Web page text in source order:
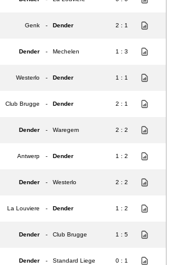
Genk - Dender 2 : 1
Dender - Mechelen 1 : 3
Westerlo - Dender 1 : 1
Club Brugge - Dender 2 : 1
Dender - Waregem 2 : 2
Antwerp - Dender 1 : 2
Dender - Westerlo 2 : 2
La Louviere - Dender 1 : 2
Dender - Club Brugge 1 : 5
Dender - Standard Liege 0 : 1